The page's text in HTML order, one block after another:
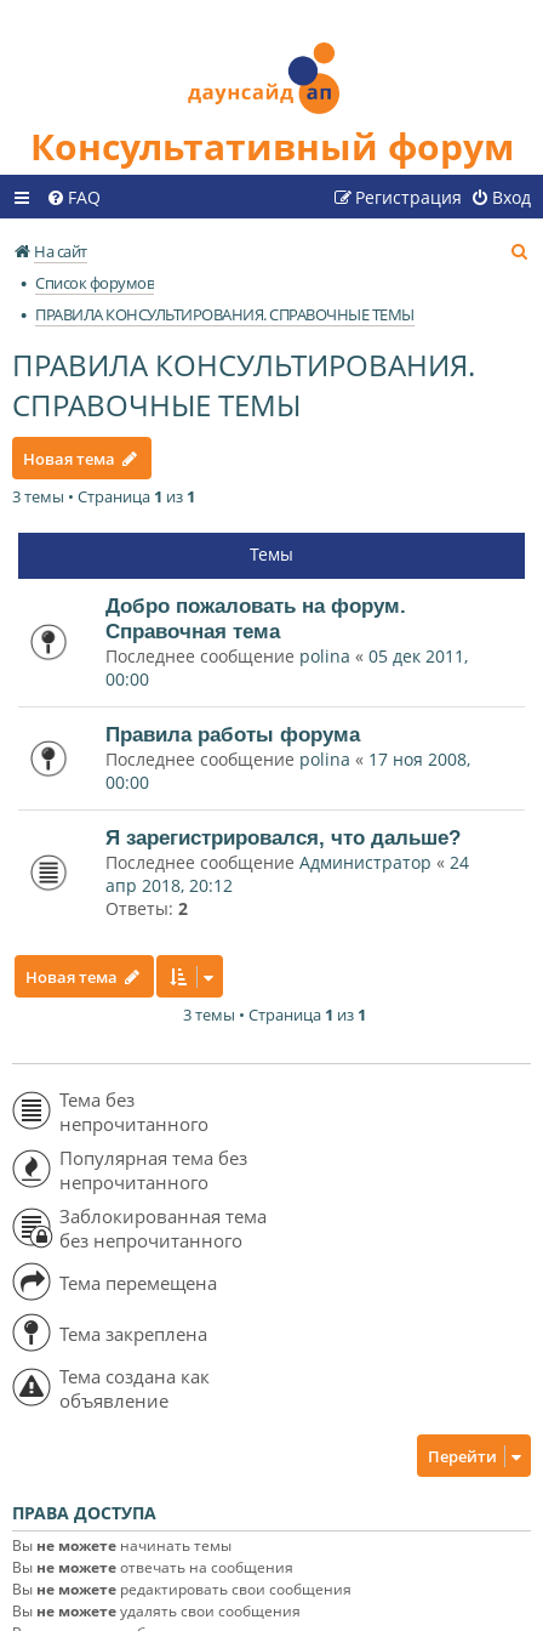
Консультативный форум
FAQ Вход
Регистрация
На сайт
Список форумов
ПРАВИЛА КОНСУЛЬТИРОВАНИЯ. СПРАВОЧНЫЕ ТЕМЫ
ПРАВИЛА КОНСУЛЬТИРОВАНИЯ.
СПРАВОЧНЫЕ ТЕМЫ
Новая тема
3 темы • Страница 1 из 1
Темы
Добро пожаловать на форум.
Справочная тема
Последнее сообщение polina « 05 дек 2011,
00:00
Правила работы форума
Последнее сообщение polina « 17 ноя 2008,
00:00
Я зарегистрировался, что дальше?
Последнее сообщение Администратор « 24
апр 2018, 20:12
Ответы: 2
Новая тема
3 темы • Страница 1 из 1
Тема без
непрочитанного
Популярная тема без
непрочитанного
Заблокированная тема
без непрочитанного
Тема перемещена
Тема закреплена
Тема создана как
объявление
Перейти
ПРАВА ДОСТУПА
Вы не можете начинать темы
Вы не можетеотвечать на сообщения
Вы не можете редактировать свои сообщения
Вы не можетеудалять свои сообщения